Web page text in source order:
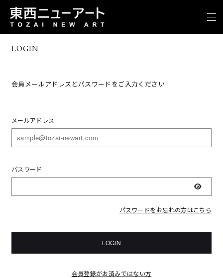
LOGIN
会員メールアドレスとパスワードをご入力ください
メールアドレス
パスワード
表示
パスワードをお忘れの方はこちら
LOGIN
会員登録がお済みではない方